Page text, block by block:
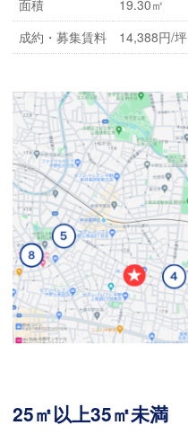
面積 19.30㎡
成約・募集賃料
14,388円/坪
25㎡以上35㎡未満